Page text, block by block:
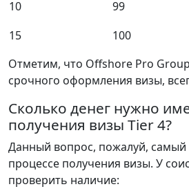
10
99
15
100
Отметим, что Offshore Pro Group
срочного оформления визы,
Сколько денег нужно
получения визы Tier 4?
Данный вопрос, пожалуй, самый
процессе получения визы. У
проверить наличие: